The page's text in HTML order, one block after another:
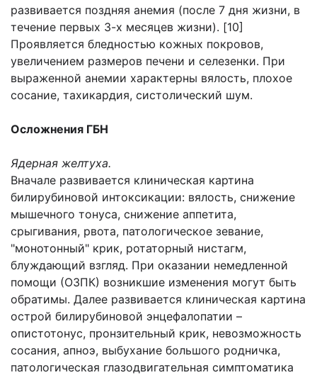
развивается поздняя анемия (после 7 дня жизни, в
течение первых 3-х месяцев жизни). [10]
Проявляется бледностью кожных покровов,
увеличением размеров печени и селезенки. При
выраженной анемии характерны вялость, плохое
сосание, тахикардия, систолический шум.
Осложнения ГБН
Ядерная желтуха.
Вначале развивается клиническая картина
билирубиновой интоксикации: вялость, снижение
мышечного тонуса, снижение аппетита,
срыгивания, рвота, патологическое зевание,
"монотонный" крик, ротаторный нистагм,
блуждающий взгляд. При оказании немедленной
помощи (ОЗПК) возникшие изменения могут быть
обратимы. Далее развивается клиническая картина
острой билирубиновой энцефалопатии –
опистотонус, пронзительный крик, невозможность
сосания, апноэ, выбухание большого родничка,
патологическая глазодвигательная симптоматика